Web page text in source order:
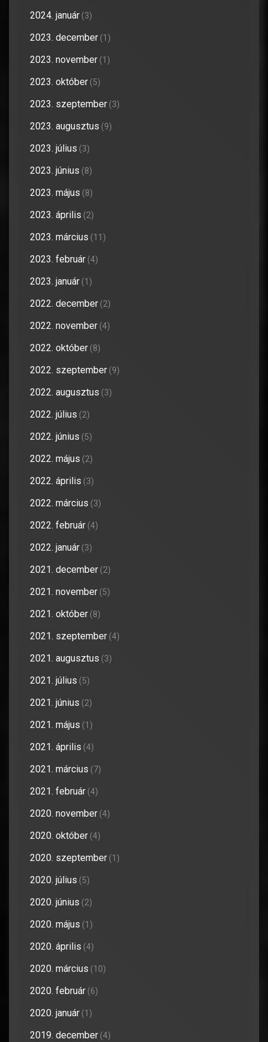
2024. január (3)
2023. december (1)
2023. november (1)
2023. október (5)
2023. szeptember (3)
2023. augusztus (9)
2023. július (3)
2023. június (8)
2023. május (8)
2023. április (2)
2023. március (11)
2023. február (4)
2023. január (1)
2022. december (2)
2022. november (4)
2022. október (8)
2022. szeptember (9)
2022. augusztus (3)
2022. július (2)
2022. június (5)
2022. május (2)
2022. április (3)
2022. március (3)
2022. február (4)
2022. január (3)
2021. december (2)
2021. november (5)
2021. október (8)
2021. szeptember (4)
2021. augusztus (3)
2021. július (5)
2021. június (2)
2021. május (1)
2021. április (4)
2021. március (7)
2021. február (4)
2020. november (4)
2020. október (4)
2020. szeptember (1)
2020. július (5)
2020. június (2)
2020. május (1)
2020. április (4)
2020. március (10)
2020. február (6)
2020. január (1)
2019. december (4)